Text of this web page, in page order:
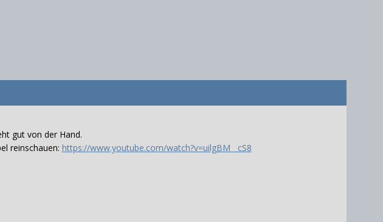
gut von der Hand.
reinschauen: https://www.youtube.com/watch?v=uilgBM__cS8